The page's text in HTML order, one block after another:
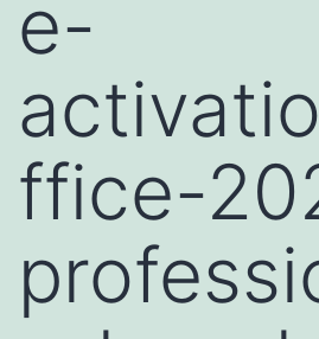
e-
ffice-